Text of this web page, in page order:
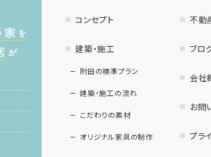
コンセプト
建築・施工
附田の標準プラン
建築・施工の流れ
こだわりの素材
オリジナル家具の制作
不動
ブロ
会社
お問
プラ